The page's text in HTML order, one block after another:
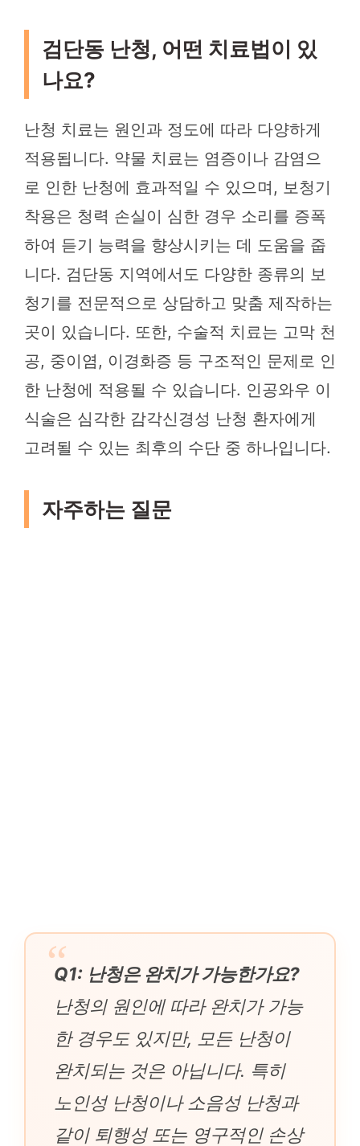
검단동 난청, 어떤 치료법이 있
나요?
난청 치료는 원인과 정도에 따라 다양하게
적용됩니다. 약물 치료는 염증이나 감염으
로 인한 난청에 효과적일 수 있으며, 보청기
착용은 청력 손실이 심한 경우 소리를 증폭
하여 듣기 능력을 향상시키는 데 도움을 줍
니다. 검단동 지역에서도 다양한 종류의 보
청기를 전문적으로 상담하고 맞춤 제작하는
곳이 있습니다. 또한, 수술적 치료는 고막 천
공, 중이염, 이경화증 등 구조적인 문제로 인
한 난청에 적용될 수 있습니다. 인공와우 이
식술은 심각한 감각신경성 난청 환자에게
고려될 수 있는 최후의 수단 중 하나입니다.
자주하는 질문
Q1: 난청은 완치가 가능한가요?
난청의 원인에 따라 완치가 가능
한 경우도 있지만, 모든 난청이
완치되는 것은 아닙니다. 특히
노인성 난청이나 소음성 난청과
같이 퇴행성 또는 영구적인 손상